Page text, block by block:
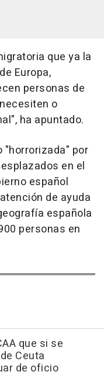
que ya la
Europa,
personas de
o
ha apuntado.
"horrorizada" por
en el
español
de ayuda
española
personas en
que si se
Ceuta
de oficio